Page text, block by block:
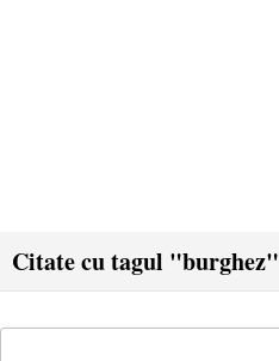
Citate cu tagul "burghez"